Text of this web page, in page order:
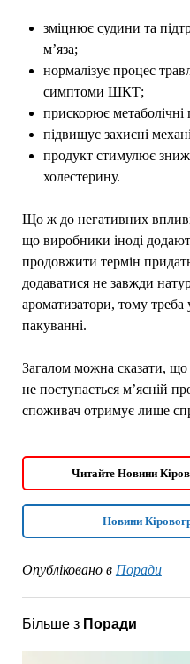
зміцнює судини та
м’яза;
нормалізує процес
симптоми ШКТ;
прискорює метаболічні
підвищує захисні
продукт стимулює
холестерину.
Що ж до негативних
що виробники іноді
продовжити термін
додаватися не завжди
ароматизатори, тому
пакуванні.
Загалом можна сказати,
не поступається м’ясній
споживач отримує лише
Читайте Новини
Новини
Опубліковано в Поради
Більше з Поради